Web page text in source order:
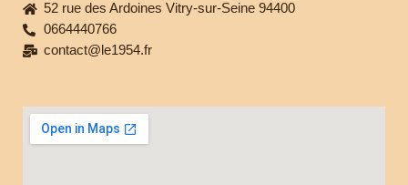
52 rue des Ardoines Vitry-sur-Seine 94400
0664440766
contact@le1954.fr